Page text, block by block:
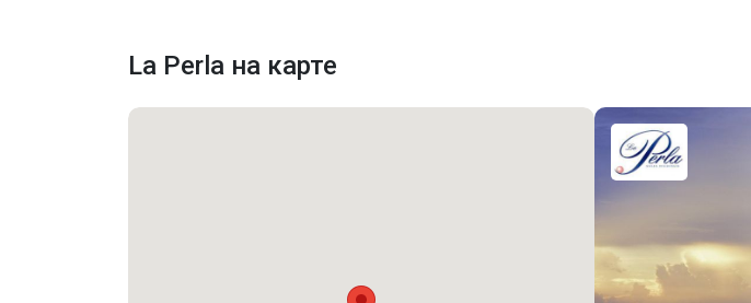
Холодильник
La Perla на карте